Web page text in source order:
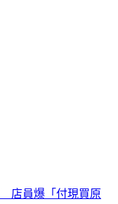
普、那指「雙開高」